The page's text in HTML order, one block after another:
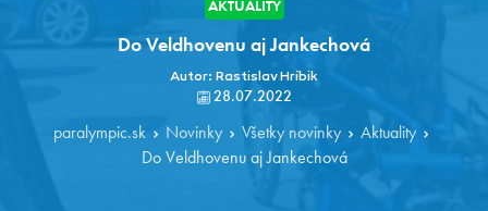
AKTUALITY
Do Veldhovenu aj Jankechová
Autor: Rastislav Hríbik
28.07.2022
paralympic.sk Novinky Všetky novinky
Aktuality
Do Veldhovenu aj Jankechová